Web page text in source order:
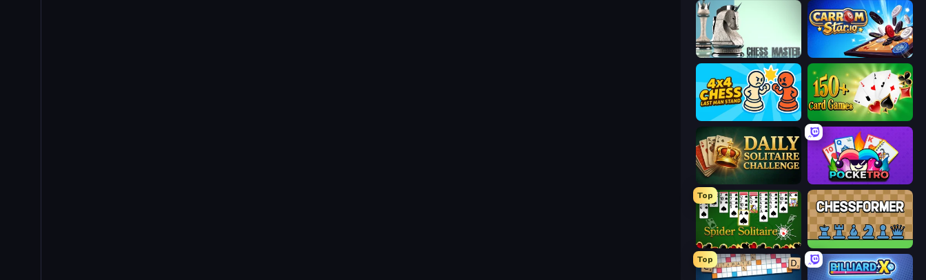
Chess Master Carrom Stars.io
4x4 Chess: Last Man Stand
Pocketro
Top
Spider Solitaire Chessformer
Top